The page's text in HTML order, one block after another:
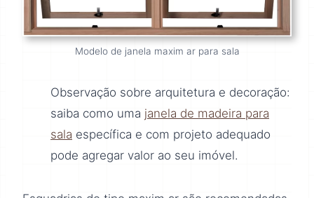
Modelo de janela maxim ar para sala
Observação sobre arquitetura e decoração:
saiba como uma janela de madeira para
sala específica e com projeto adequado
pode agregar valor ao seu imóvel.